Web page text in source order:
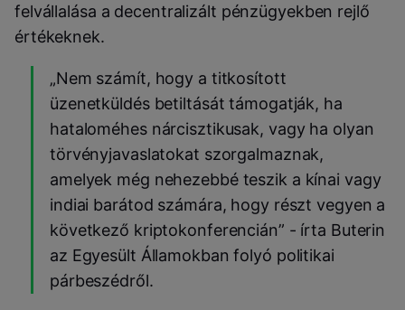
felvállalása a decentralizált pénzügyekben rejlő
értékeknek.
„Nem számít, hogy a titkosított
üzenetküldés betiltását támogatják, ha
hataloméhes nárcisztikusak, vagy ha olyan
törvényjavaslatokat szorgalmaznak,
amelyek még nehezebbé teszik a kínai vagy
indiai barátod számára, hogy részt vegyen a
következő kriptokonferencián” - írta Buterin
az Egyesült Államokban folyó politikai
párbeszédről.